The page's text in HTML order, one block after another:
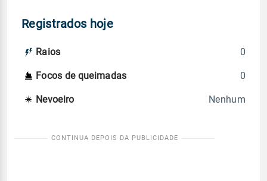
Registrados hoje
Raios 0
Focos de queimadas 0
Nevoeiro Nenhum